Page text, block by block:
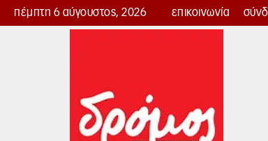
πέμπτη 6 αύγουστος, 2026 επικοινωνία
Δρόμος